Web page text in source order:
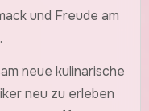
und Freude am
neue kulinarische
neu zu erleben